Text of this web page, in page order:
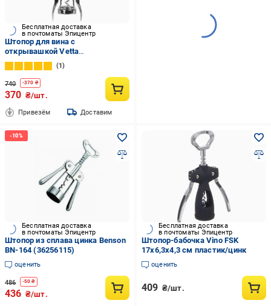
Бесплатная доставка
в почтоматы Эпицентр
Штопор для вина с
открывашкой Vetta
металлический Silver (87810)
1
740 -370 ₴
370 ₴/шт.
Привезём Доставим
Бесплатная доставка
в почтоматы Эпицентр
Штопор из сплава цинка Benson
BN-164 (36256115)
оценить
486 -50 ₴
436 ₴/шт.
Бесплатная доставка
в почтоматы Эпицентр
Штопор-бабочка Vino FSK
17х6,3х4,3 см пластик/цинк
оценить
409 ₴/шт.